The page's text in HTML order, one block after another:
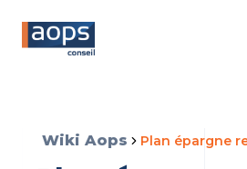
Wiki Aops plan épargne